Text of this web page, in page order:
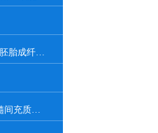
3T3-SWISS小鼠胚胎成纤维细胞
BMSCS小鼠骨髓间充质干细胞